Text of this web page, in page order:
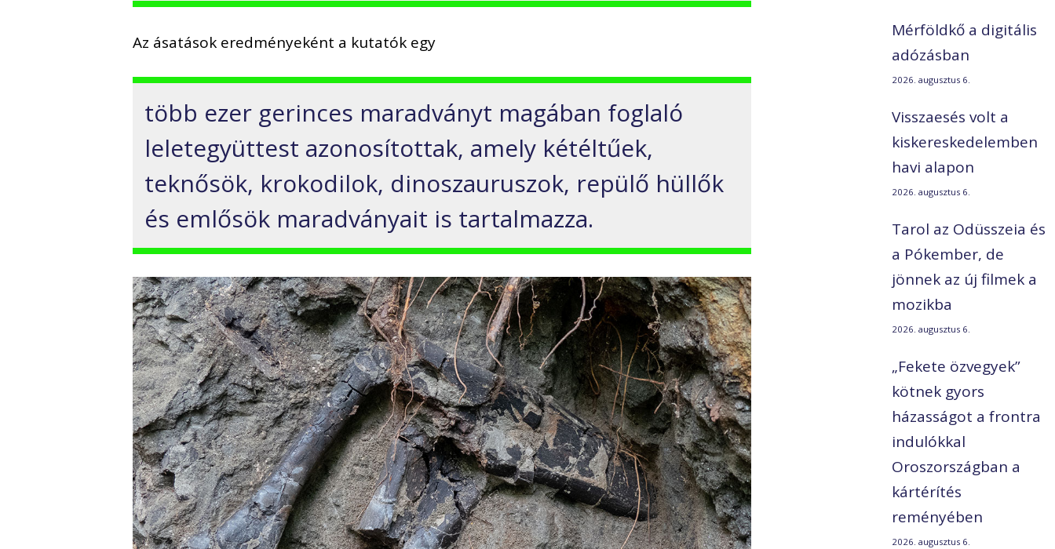
Az ásatások eredményeként a kutatók egy
több ezer gerinces maradványt magában foglaló
leletegyüttest azonosítottak, amely kétéltűek,
teknősök, krokodilok, dinoszauruszok, repülő hüllők
és emlősök maradványait is tartalmazza.
Mérföldkő a digitális
adózásban
2026. augusztus 6.
Visszaesés volt a
kiskereskedelemben
havi alapon
2026. augusztus 6.
Tarol az Odüsszeia és
a Pókember, de
jönnek az új filmek a
mozikba
2026. augusztus 6.
„Fekete özvegyek”
kötnek gyors
házasságot a frontra
indulókkal
Oroszországban a
kártérítés
reményében
2026. augusztus 6.